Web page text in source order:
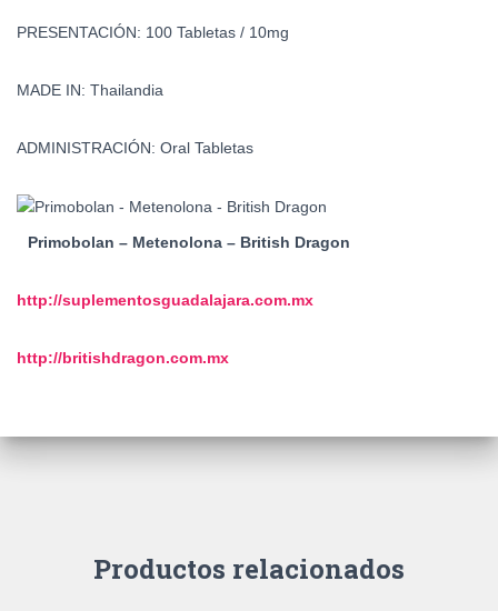
PRESENTACIÓN: 100 Tabletas / 10mg
MADE IN: Thailandia
ADMINISTRACIÓN: Oral Tabletas
Primobolan – Metenolona – British Dragon
http://suplementosguadalajara.com.mx
http://britishdragon.com.mx
Productos relacionados